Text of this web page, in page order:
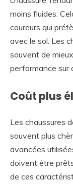
moins fluides.
coureurs qui
avec le sol. Les
souvent de
performance sur
Coût plus
Les chaussures
souvent plus
avancées
doivent être
de ces